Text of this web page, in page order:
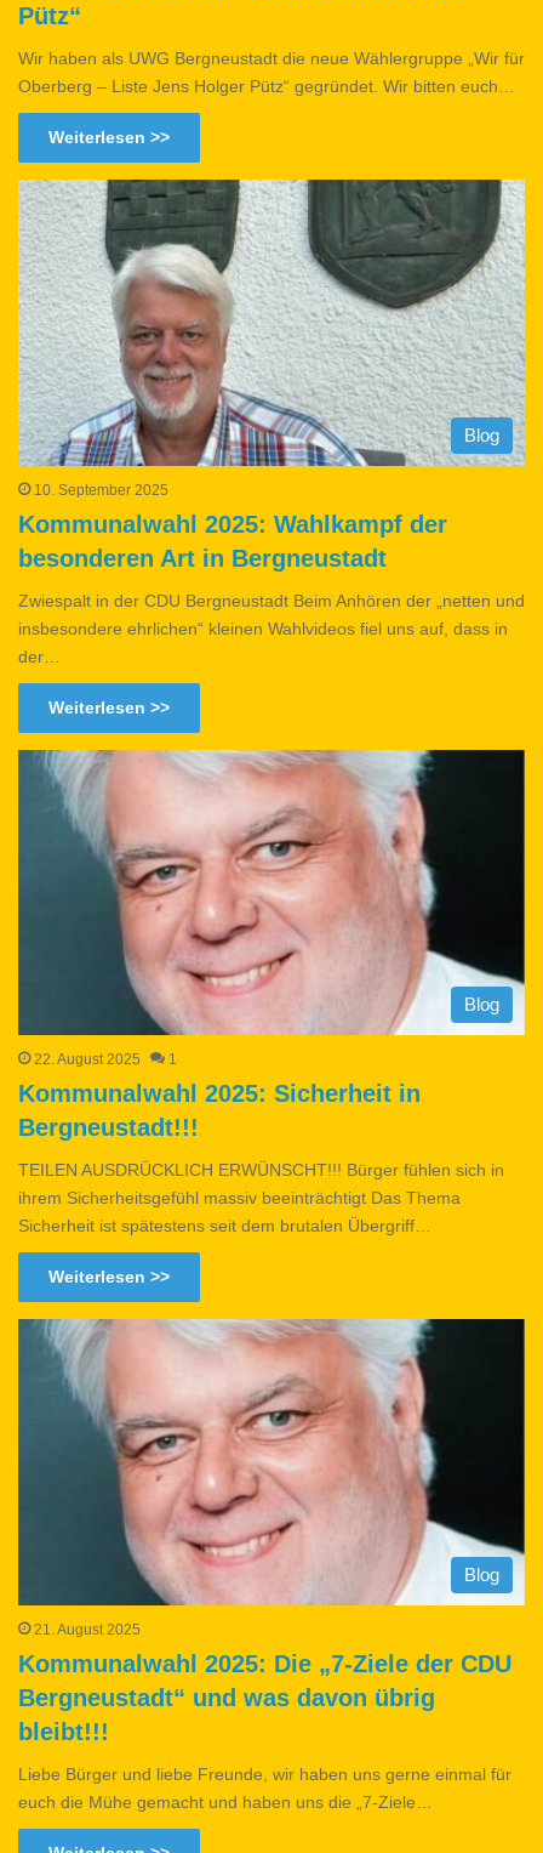
Pütz“
Wir haben als UWG Bergneustadt die neue Wählergruppe „Wir für
Oberberg – Liste Jens Holger Pütz“ gegründet. Wir bitten euch…
Weiterlesen >>
Blog
10. September 2025
Kommunalwahl 2025: Wahlkampf der
besonderen Art in Bergneustadt
Zwiespalt in der CDU Bergneustadt Beim Anhören der „netten und
insbesondere ehrlichen“ kleinen Wahlvideos fiel uns auf, dass in
der…
Weiterlesen >>
Blog
22. August 2025 1
Kommunalwahl 2025: Sicherheit in
Bergneustadt!!!
TEILEN AUSDRÜCKLICH ERWÜNSCHT!!! Bürger fühlen sich in
ihrem Sicherheitsgefühl massiv beeinträchtigt Das Thema
Sicherheit ist spätestens seit dem brutalen Übergriff…
Weiterlesen >>
Blog
21. August 2025
Kommunalwahl 2025: Die „7-Ziele der CDU
Bergneustadt“ und was davon übrig
bleibt!!!
Liebe Bürger und liebe Freunde, wir haben uns gerne einmal für
euch die Mühe gemacht und haben uns die „7-Ziele…